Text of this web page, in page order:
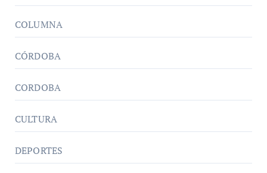
COLUMNA
CÓRDOBA
CORDOBA
CULTURA
DEPORTES